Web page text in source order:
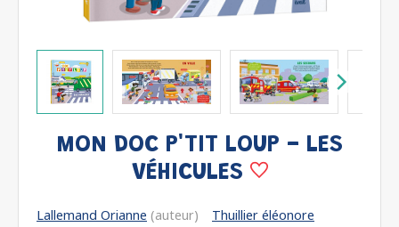
MON DOC P'TIT LOUP - LES
VÉHICULES
Lallemand Orianne (auteur)
Thuillier éléonore